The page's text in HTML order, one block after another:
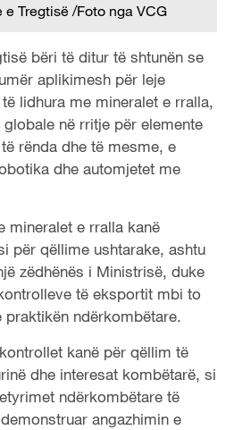
Tregtisë /Foto nga VCG
bëri të ditur të shtunën se
aplikimesh për leje
lidhura me mineralet e rralla,
në rritje për elemente
rënda dhe të mesme, e
dhe automjetet me
mineralet e rralla kanë
për qëllime ushtarake, ashtu
zëdhënës i Ministrisë, duke
të eksportit mbi to
praktikën ndërkombëtare.
kanë për qëllim të
dhe interesat kombëtarë, si
ndërkombëtare të
angazhimin e